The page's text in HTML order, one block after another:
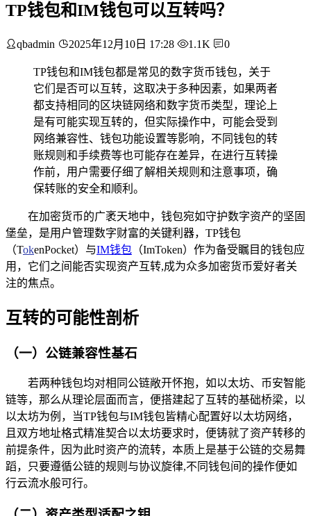
TP钱包和IM钱包可以互转吗？
qbadmin 2025年12月10日 17:28 1.1K 0
TP钱包和IM钱包都是常见的数字货币钱包，关于
它们是否可以互转，这取决于多种因素，如果两者
都支持相同的区块链网络和数字货币类型，理论上
是有可能实现互转的，但实际操作中，可能会受到
网络兼容性、钱包功能设置等影响，不同钱包的转
账规则和手续费等也可能存在差异，在进行互转操
作前，用户需要仔细了解相关规则和注意事项，确
保转账的安全和顺利。
在加密货币的广袤天地中，钱包宛如守护数字资产的坚固
堡垒，是用户管理数字财富的关键利器，TP钱包
（TokenPocket）与IM钱包 （ImToken）作为备受瞩目的钱包应
用，它们之间能否实现资产互转,成为众多加密货币爱好者关
注的焦点。
互转的可能性剖析
（一）公链兼容性基石
若两种钱包均对相同公链敞开怀抱，如以太坊、币安智能
链等，那么从理论层面而言，便搭建起了互转的基础桥梁，以
以太坊为例，当TP钱包与IM钱包皆精心配置好以太坊网络，
且双方地址格式精准契合以太坊要求时，便铸就了资产转移的
前提条件，因为此时资产的流转，本质上是基于公链的交易舞
蹈，只要遵循公链的规则与协议旋律,不同钱包间的操作便如
行云流水般可行。